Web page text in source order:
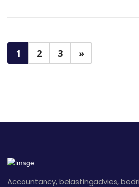
1 2 3 »
Accountancy, belastingadvies,